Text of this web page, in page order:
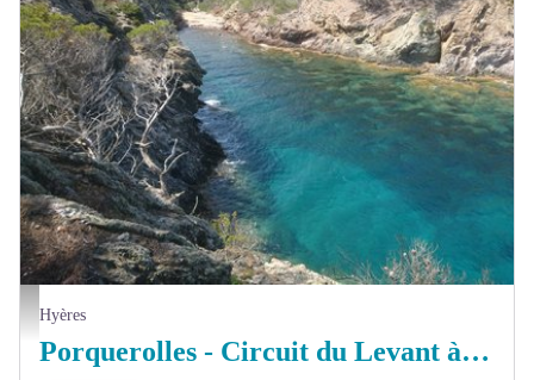
Calanque de l'Oustau de Diou - © Frédéric Durand
Hyères
Porquerolles - Circuit du Levant à vélo